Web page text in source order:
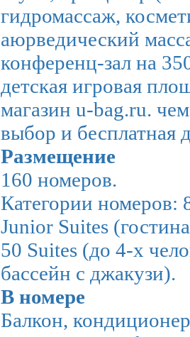
гидромассаж,
аюрведический
конференц-зал на
детская игровая
магазин u-bag.ru.
выбор и бесплатная
Размещение
160 номеров.
Категории номеров:
Junior Suites
50 Suites (до 4-х
бассейн с джакузи).
В номере
Балкон,